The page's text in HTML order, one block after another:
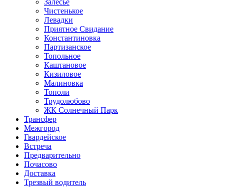
Залесье
Чистенькое
Левадки
Приятное Свидание
Константиновка
Партизанское
Топольное
Каштановое
Кизиловое
Малиновка
Тополи
Трудолюбово
ЖК Солнечный Парк
Трансфер
Межгород
Гвардейское
Встреча
Предварительно
Почасово
Доставка
Трезвый водитель